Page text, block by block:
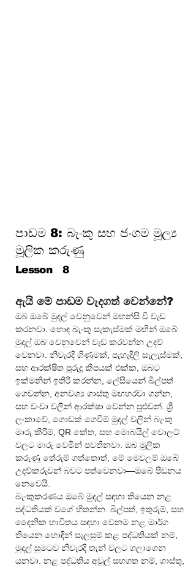
පාඩම 8: බැංකු සහ ජංගම මූල්‍ය
මූලික කරුණු
Lesson 8
ඇයි මේ පාඩම වැදගත් වෙන්නේ?
ඔබ ඔබේ මුදල් වෙනුවෙන් මහන්සි වී වැඩ
කරනවා. හොඳ බැංකු සැකැස්මක් මඟින් ඔබේ
මුදල් ඔබ වෙනුවෙන් වැඩ කරවන්න උදව්
වෙනවා. නිවැරදි ගිණුමක්, පැහැදිලි සැලැස්මක්,
සහ ආරක්ෂිත පුරුදු කීපයක් එක්ක, ඔබට
ඉක්මනින් ඉතිරි කරන්න, ලේසියෙන් බිල්පත්
ගෙවන්න, අනවශ්‍ය ගාස්තු මඟහරවා ගන්න,
සහ වංචා වලින් ආරක්ෂා වෙන්න පුළුවන්. ශ්‍රී
ලංකාවේ, ගොඩක් ගෙවීම් මුදල් වලින් බැංකු
මාරු කිරීම්, QR කේත, සහ මොබයිල් වොලට්
වලට මාරු වෙමින් පවතිනවා. ඔබ මූලික
කරුණු තේරුම් ගත්තොත්, මේ මෙවලම් ඔබේ
උදව්කරුවන් බවට පත්වෙනවා—ඔබේ පීඩනය
නෙවෙයි.
බැංකුකරණය ඔබේ මුදල් සඳහා තියෙන නළ
පද්ධතියක් වගේ හිතන්න. බිල්පත්, ඉතුරුම්, සහ
දෛනික භාවිතය සඳහා වෙනම නළ මාර්ග
තියෙන හොඳින් සැලසුම් කළ පද්ධතියක් නම්,
මුදල් සුමටව නිවැරදි තැන් වලට ගලාගෙන
යනවා. නළ පද්ධතිය අවුල් සහගත නම්, ගාස්තු,